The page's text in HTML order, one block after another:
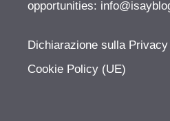
opportunities:
Dichiarazione sulla
Cookie Policy (UE)